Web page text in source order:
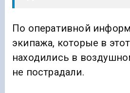
По оперативной
экипажа, которые в
находились в
не пострадали.